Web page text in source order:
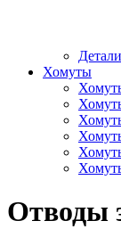
Хомуты
Отводы